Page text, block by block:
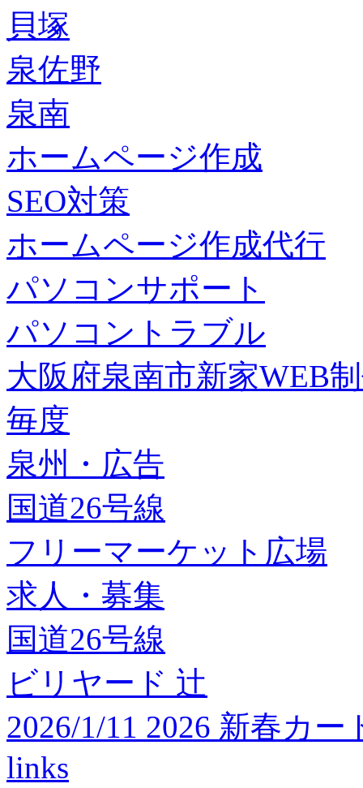
貝塚
泉佐野
泉南
ホームページ作成
SEO対策
ホームページ作成代行
パソコンサポート
パソコントラブル
大阪府泉南市新家WEB
毎度
泉州・広告
国道26号線
フリーマーケット広場
求人・募集
国道26号線
ビリヤード 辻
2026/1/11 2026 新春カ
links